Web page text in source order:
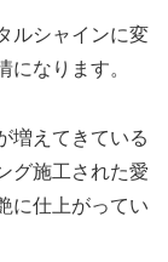
ルシャインに変
になります。
増えてきている
グ施工された愛
に仕上がってい